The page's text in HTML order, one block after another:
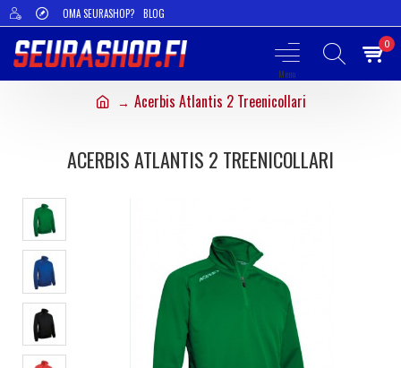
OMA SEURASHOP? BLOG
0
Acerbis Atlantis 2 Treenicollari
ACERBIS ATLANTIS 2 TREENICOLLARI